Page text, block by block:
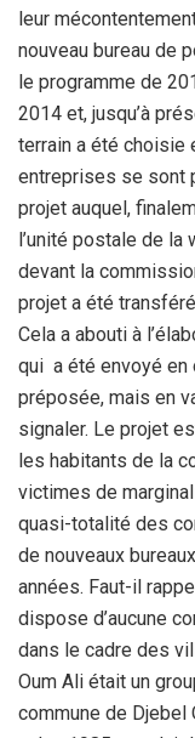
leur
nouveau bureau de
le programme de
2014 et, jusqu’à
terrain a été choisie
entreprises se sont
projet auquel,
l’unité postale de
devant la
projet a été
Cela a abouti à
qui a été envoyé en
préposée, mais en
signaler. Le projet
les habitants de la
victimes de
quasi-totalité des
de nouveaux
années. Faut-il
dispose d’aucune
dans le cadre des
Oum Ali était un
commune de Djebel